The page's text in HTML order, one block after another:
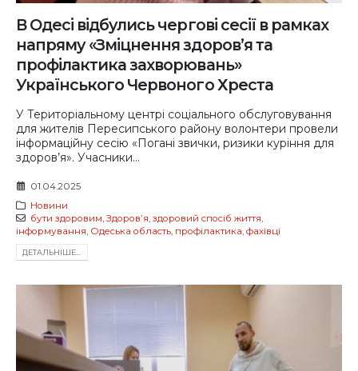
В Одесі відбулись чергові сесії в рамках
напряму «Зміцнення здоровʼя та
профілактика захворювань»
Українського Червоного Хреста
У Територіальному центрі соціального обслуговування
для жителів Пересипського району волонтери провели
інформаційну сесію «Погані звички, ризики куріння для
здоров’я». Учасники...
01.04.2025
Новини
бути здоровим Здоровʼя здоровий спосіб життя
інформування Одеська область профілактика фахівці
ДЕТАЛЬНIШЕ...